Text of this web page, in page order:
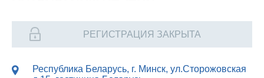
РЕГИСТРАЦИЯ ЗАКРЫТА
Республика Беларусь, г. Минск, ул.Сторожовская